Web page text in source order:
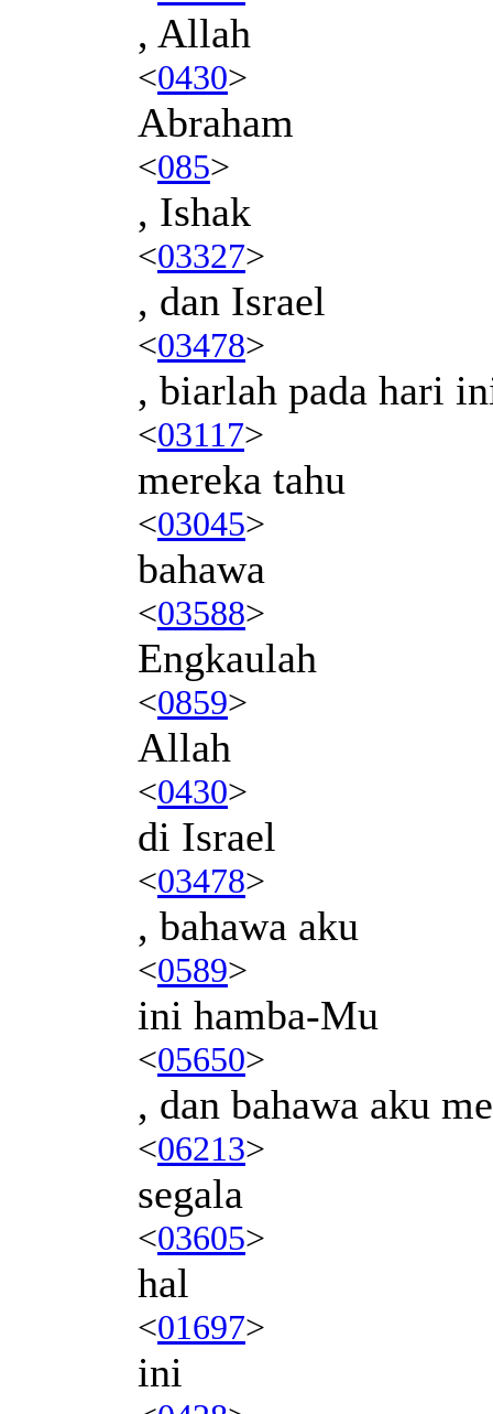
, Allah
<0430>
Abraham
<085>
, Ishak
<03327>
, dan Israel
<03478>
, biarlah pada hari
<03117>
mereka tahu
<03045>
bahawa
<03588>
Engkaulah
<0859>
Allah
<0430>
di Israel
<03478>
, bahawa aku
<0589>
ini hamba-Mu
<05650>
, dan bahawa aku
<06213>
segala
<03605>
hal
<01697>
ini